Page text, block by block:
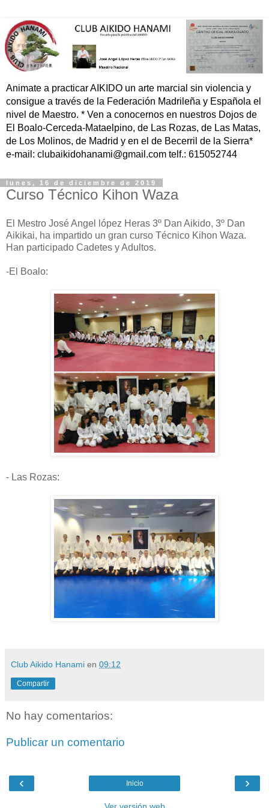
Animate a practicar AIKIDO un arte marcial sin violencia y
consigue a través de la Federación Madrileña y Española el
nivel de Maestro. * Ven a conocernos en nuestros Dojos de
El Boalo-Cerceda-Mataelpino, de Las Rozas, de Las Matas,
de Los Molinos, de Madrid y en el de Becerril de la Sierra*
e-mail: clubaikidohanami@gmail.com telf.: 615052744
lunes, 16 de diciembre de 2019
Curso Técnico Kihon Waza
El Mestro José Angel lópez Heras 3º Dan Aikido, 3º Dan
Aikikai, ha impartido un gran curso Técnico Kihon Waza.
Han participado Cadetes y Adultos.
-El Boalo:
- Las Rozas:
Club Aikido Hanami en 09:12
Compartir
No hay comentarios:
Publicar un comentario
‹ ›
Inicio